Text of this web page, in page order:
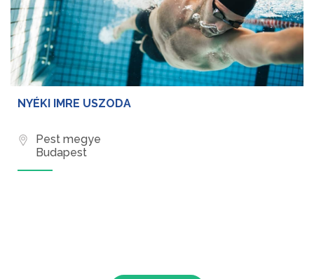
NYÉKI IMRE USZODA
Pest megye
Budapest